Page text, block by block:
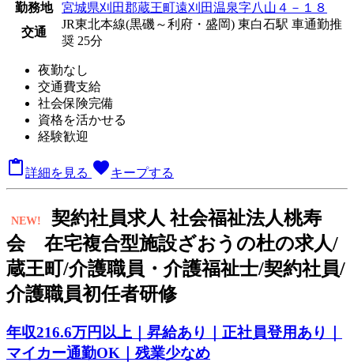
勤務地
宮城県刈田郡蔵王町遠刈田温泉字八山４－１８
交通
JR東北本線(黒磯～利府・盛岡) 東白石駅 車通勤推
奨 25分
夜勤なし
交通費支給
社会保険完備
資格を活かせる
経験歓迎
詳細を見る favoriteキープする
NEW! 契約社員求人 社会福祉法人桃寿
会 在宅複合型施設ざおうの杜の求人/
蔵王町/介護職員・介護福祉士/契約社員/
介護職員初任者研修
年収216.6万円以上｜昇給あり｜正社員登用あり｜
マイカー通勤OK｜残業少なめ